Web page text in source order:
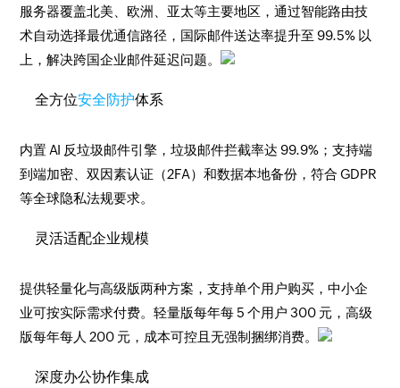
服务器覆盖北美、欧洲、亚太等主要地区，通过智能路由技
术自动选择最优通信路径，国际邮件送达率提升至 99.5% 以
上，解决跨国企业邮件延迟问题。
全方位安全防护体系
内置 AI 反垃圾邮件引擎，垃圾邮件拦截率达 99.9%；支持端
到端加密、双因素认证（2FA）和数据本地备份，符合 GDPR
等全球隐私法规要求。
灵活适配企业规模
提供轻量化与高级版两种方案，支持单个用户购买，中小企
业可按实际需求付费。轻量版每年每 5 个用户 300 元，高级
版每年每人 200 元，成本可控且无强制捆绑消费。
深度办公协作集成